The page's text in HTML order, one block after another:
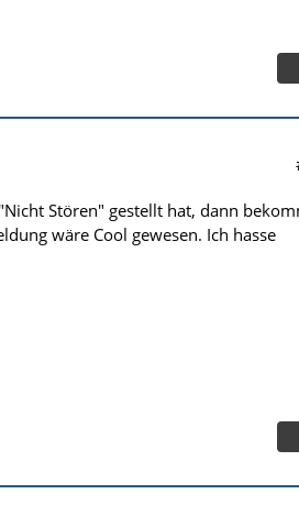
Stören" gestellt hat, dann
wäre Cool gewesen. Ich hasse